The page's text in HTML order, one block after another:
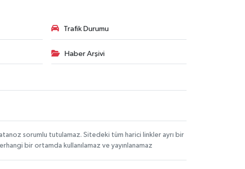
Trafik Durumu
Haber Arşivi
sorumlu tutulamaz. Sitedeki tüm harici linkler ayrı bir
bir ortamda kullanılamaz ve yayınlanamaz